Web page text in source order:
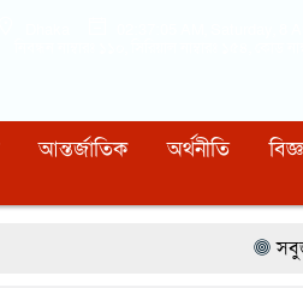
আন্তর্জাতিক অর্থনীতি
সবুজ বাংলাদেশ গড়ার